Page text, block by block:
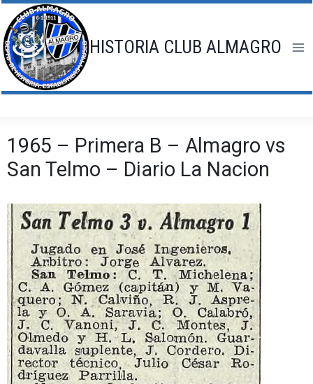
Saltar
al
contenido
HISTORIA CLUB ALMAGRO
1965 – Primera B – Almagro vs
San Telmo – Diario La Nacion